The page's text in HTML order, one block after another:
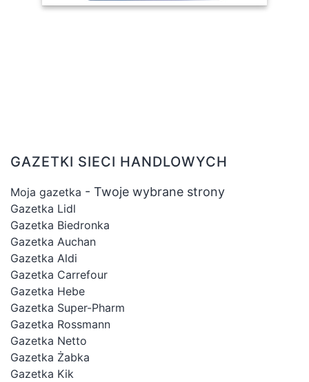
GAZETKI SIECI HANDLOWYCH
Moja gazetka - Twoje wybrane strony
Gazetka Lidl
Gazetka Biedronka
Gazetka Auchan
Gazetka Aldi
Gazetka Carrefour
Gazetka Hebe
Gazetka Super-Pharm
Gazetka Rossmann
Gazetka Netto
Gazetka Żabka
Gazetka Kik